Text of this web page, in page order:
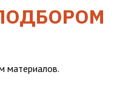
материалов.